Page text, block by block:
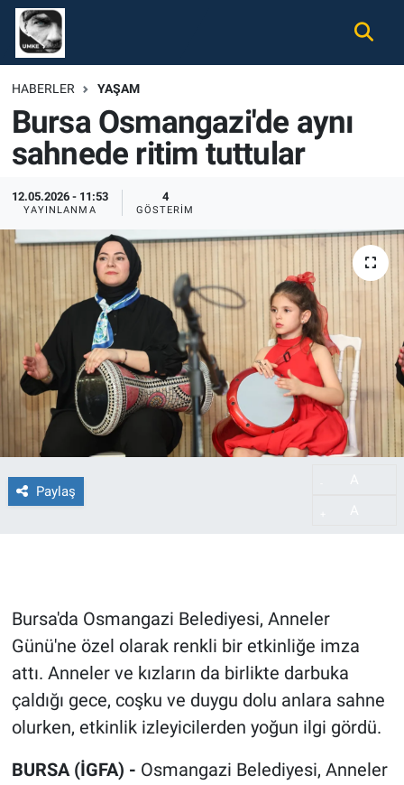
HABERLER YAŞAM
Bursa Osmangazi'de aynı
sahnede ritim tuttular
12.05.2026 - 11:53
YAYINLANMA
4
GÖSTERIM
Paylaş
Bursa'da Osmangazi Belediyesi, Anneler
Günü'ne özel olarak renkli bir etkinliğe imza
attı. Anneler ve kızların da birlikte darbuka
çaldığı gece, coşku ve duygu dolu anlara sahne
olurken, etkinlik izleyicilerden yoğun ilgi gördü.
BURSA (İGFA) - Osmangazi Belediyesi, Anneler
Gündem
Ekonomi
Spor
Magazin
Tüm Haberler
İletişim
Künye
Nöbetçi Eczaneler
Hava Durumu
Namaz Vakitleri
Trafik Durumu
Süper Lig Puan Durumu ve Fikstür
Tüm Manşetler
Son Dakika Haberleri
Haber Arşivi